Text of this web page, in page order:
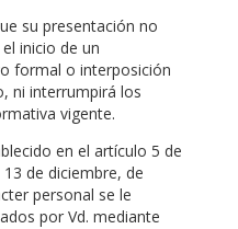
su presentación no
inicio de un
formal o interposición
ni interrumpirá los
vigente.
en el artículo 5 de
de diciembre, de
personal se le
por Vd. mediante